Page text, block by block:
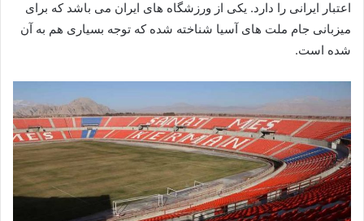
اعتبار ایرانی را دارد. یکی از ورزشگاه های ایران می باشد که برای
میزبانی جام ملت های آسیا شناخته شده که توجه بسیاری هم به آن
شده است.